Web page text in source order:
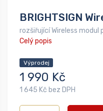
BRIGHTSIGN
rozšiřující Wireless modul
Celý popis
Výprodej
1 990 Kč
1 645 Kč bez DPH